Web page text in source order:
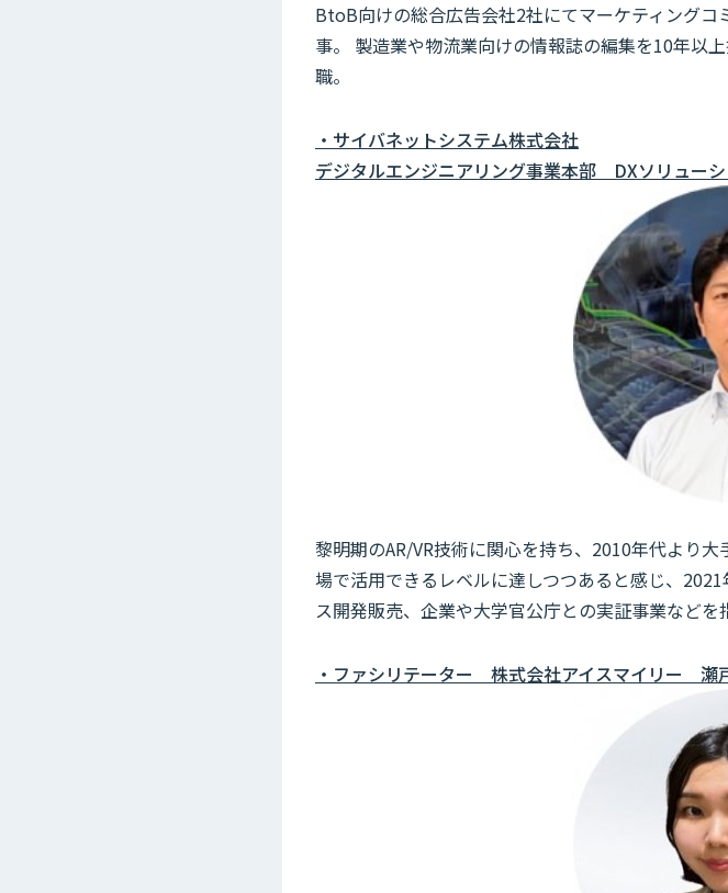
BtoB向けの総合広告会社2社にてマーケティング
事。 製造業や物流業向けの情報誌の編集を10年以
職。
・サイバネットシステム株式会社
デジタルエンジニアリング事業本部 DXソリュー
黎明期のAR/VR技術に関心を持ち、2010年代より
場で活用できるレベルに達しつつあると感じ、
ス開発販売、企業や大学官公庁との実証事業などを
・ファシリテーター 株式会社アイスマイリー 瀬